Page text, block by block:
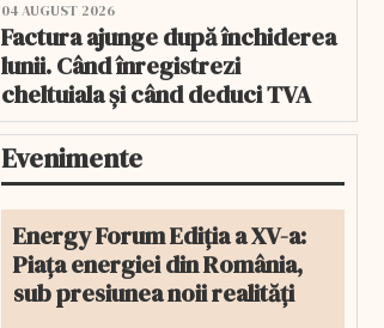
04 AUGUST 2026
Factura ajunge după închiderea
lunii. Când înregistrezi
cheltuiala și când deduci TVA
Evenimente
Energy Forum Ediția a XV-a:
Piața energiei din România,
sub presiunea noii realități